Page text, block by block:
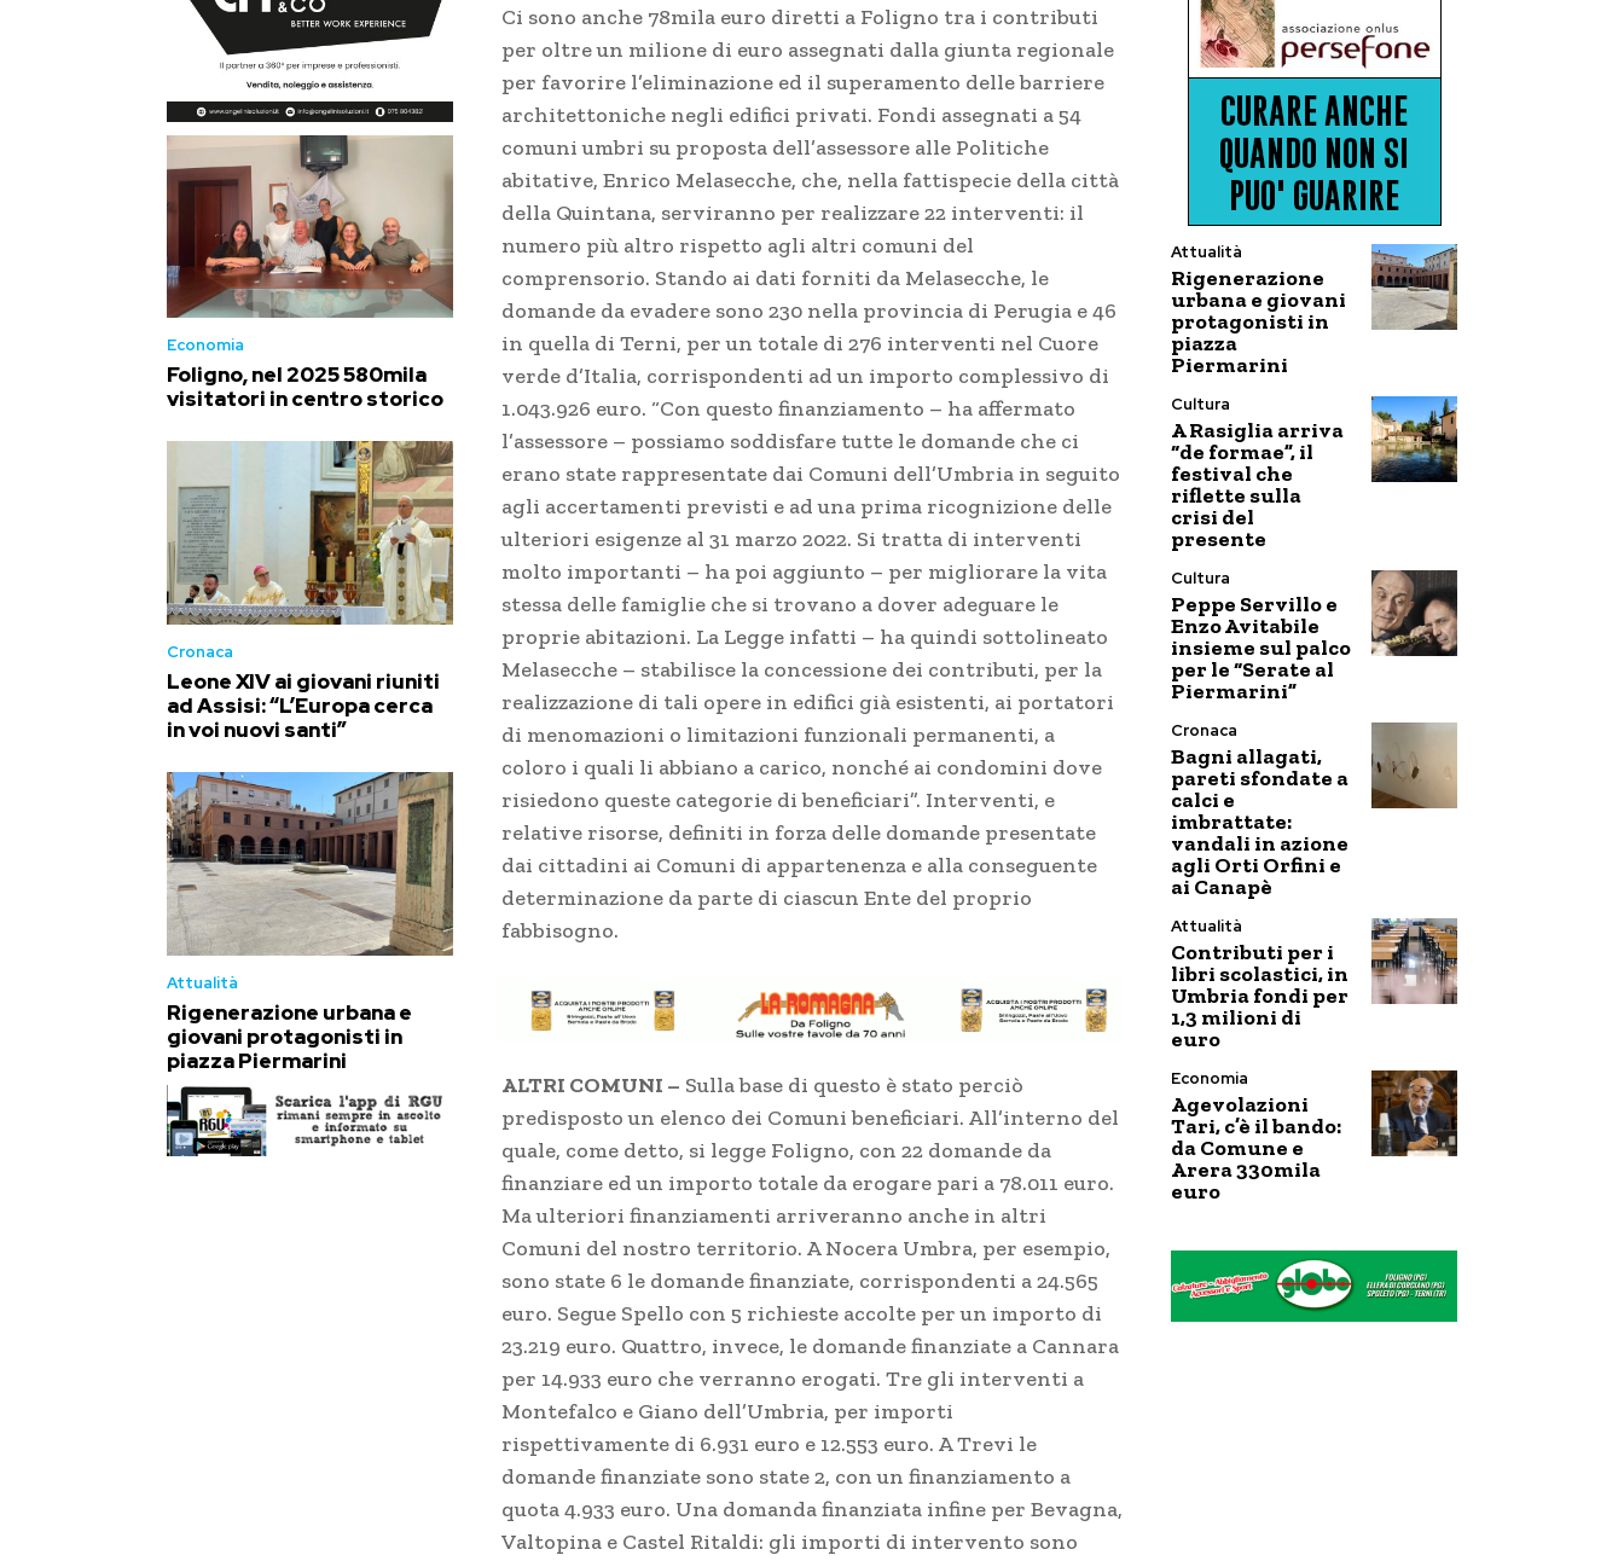
Economia
Foligno, nel 2025 580mila
visitatori in centro storico
Cronaca
Leone XIV ai giovani riuniti
ad Assisi: “L’Europa cerca
in voi nuovi santi”
Attualità
Rigenerazione urbana e
giovani protagonisti in
piazza Piermarini
Ci sono anche 78mila euro diretti a Foligno tra i contributi
per oltre un milione di euro assegnati dalla giunta regionale
per favorire l’eliminazione ed il superamento delle barriere
architettoniche negli edifici privati. Fondi assegnati a 54
comuni umbri su proposta dell’assessore alle Politiche
abitative, Enrico Melasecche, che, nella fattispecie della città
della Quintana, serviranno per realizzare 22 interventi: il
numero più altro rispetto agli altri comuni del
comprensorio. Stando ai dati forniti da Melasecche, le
domande da evadere sono 230 nella provincia di Perugia e 46
in quella di Terni, per un totale di 276 interventi nel Cuore
verde d’Italia, corrispondenti ad un importo complessivo di
1.043.926 euro. “Con questo finanziamento – ha affermato
l’assessore – possiamo soddisfare tutte le domande che ci
erano state rappresentate dai Comuni dell’Umbria in seguito
agli accertamenti previsti e ad una prima ricognizione delle
ulteriori esigenze al 31 marzo 2022. Si tratta di interventi
molto importanti – ha poi aggiunto – per migliorare la vita
stessa delle famiglie che si trovano a dover adeguare le
proprie abitazioni. La Legge infatti – ha quindi sottolineato
Melasecche – stabilisce la concessione dei contributi, per la
realizzazione di tali opere in edifici già esistenti, ai portatori
di menomazioni o limitazioni funzionali permanenti, a
coloro i quali li abbiano a carico, nonché ai condomini dove
risiedono queste categorie di beneficiari”. Interventi, e
relative risorse, definiti in forza delle domande presentate
dai cittadini ai Comuni di appartenenza e alla conseguente
determinazione da parte di ciascun Ente del proprio
fabbisogno.
ALTRI COMUNI – Sulla base di questo è stato perciò
predisposto un elenco dei Comuni beneficiari. All’interno del
quale, come detto, si legge Foligno, con 22 domande da
finanziare ed un importo totale da erogare pari a 78.011 euro.
Ma ulteriori finanziamenti arriveranno anche in altri
Comuni del nostro territorio. A Nocera Umbra, per esempio,
sono state 6 le domande finanziate, corrispondenti a 24.565
euro. Segue Spello con 5 richieste accolte per un importo di
23.219 euro. Quattro, invece, le domande finanziate a Cannara
per 14.933 euro che verranno erogati. Tre gli interventi a
Montefalco e Giano dell’Umbria, per importi
rispettivamente di 6.931 euro e 12.553 euro. A Trevi le
domande finanziate sono state 2, con un finanziamento a
quota 4.933 euro. Una domanda finanziata infine per Bevagna,
Valtopina e Castel Ritaldi: gli importi di intervento sono
Attualità
Rigenerazione
urbana e giovani
protagonisti in
piazza
Piermarini
Cultura
A Rasiglia arriva
“de formae”, il
festival che
riflette sulla
crisi del
presente
Cultura
Peppe Servillo e
Enzo Avitabile
insieme sul palco
per le “Serate al
Piermarini”
Cronaca
Bagni allagati,
pareti sfondate a
calci e
imbrattate:
vandali in azione
agli Orti Orfini e
ai Canapè
Attualità
Contributi per i
libri scolastici, in
Umbria fondi per
1,3 milioni di
euro
Economia
Agevolazioni
Tari, c’è il bando:
da Comune e
Arera 330mila
euro